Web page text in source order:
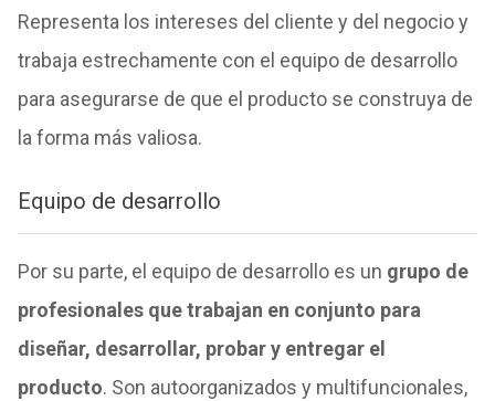
Representa los intereses del cliente y del negocio y
trabaja estrechamente con el equipo de desarrollo
para asegurarse de que el producto se construya de
la forma más valiosa.
Equipo de desarrollo
Por su parte, el equipo de desarrollo es un grupo de
profesionales que trabajan en conjunto para
diseñar, desarrollar, probar y entregar el
producto. Son autoorganizados y multifuncionales,